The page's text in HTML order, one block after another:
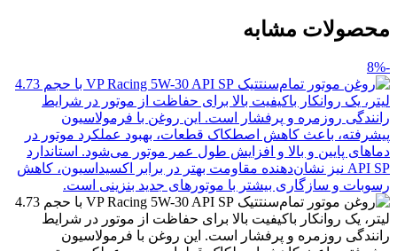
محصولات مشابه
-8%